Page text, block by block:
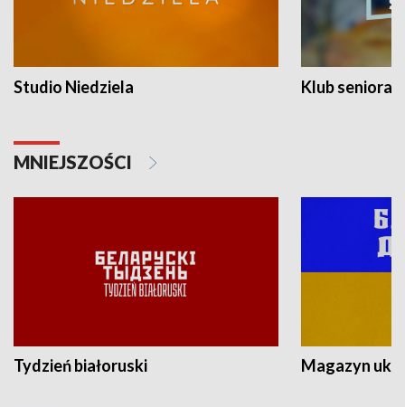
Studio Niedziela Klub seniora
MNIEJSZOŚCI
Tydzień białoruski Magazyn